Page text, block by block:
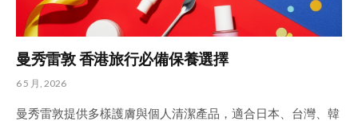
曼秀雷敦 香港旅行必備保養選擇
6 5 月, 2026
曼秀雷敦提供多樣護膚與個人清潔產品，適合日本、台灣、韓